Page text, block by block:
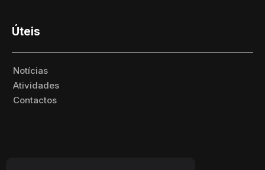
Úteis
Notícias
Atividades
Contactos